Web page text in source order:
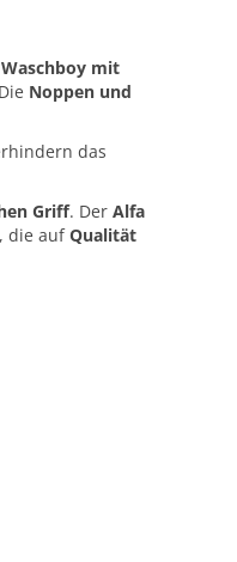
Waschboy mit
Noppen und
das
Griff. Der Alfa
, die aufQualität